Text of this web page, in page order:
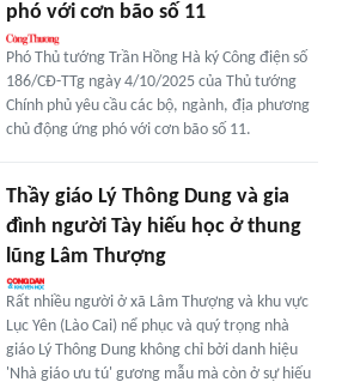
phó với cơn bão số 11
Phó Thủ tướng Trần Hồng Hà ký Công điện số
186/CĐ-TTg ngày 4/10/2025 của Thủ tướng
Chính phủ yêu cầu các bộ, ngành, địa phương
chủ động ứng phó với cơn bão số 11.
Thầy giáo Lý Thông Dung và gia
đình người Tày hiếu học ở thung
lũng Lâm Thượng
Rất nhiều người ở xã Lâm Thượng và khu vực
Lục Yên (Lào Cai) nể phục và quý trọng nhà
giáo Lý Thông Dung không chỉ bởi danh hiệu
'Nhà giáo ưu tú' gương mẫu mà còn ở sự hiếu